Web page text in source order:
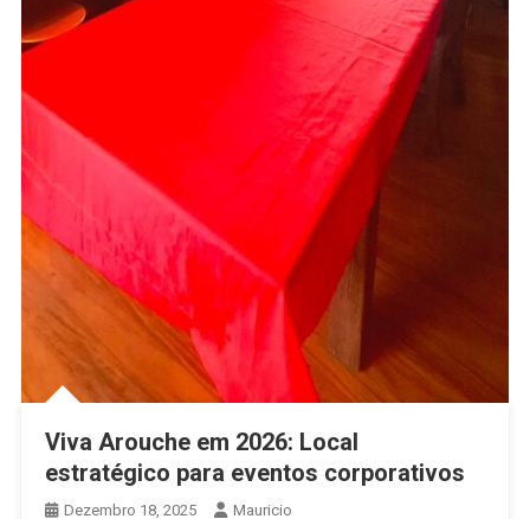
Viva Arouche em 2026: Local
estratégico para eventos corporativos
Dezembro 18, 2025 Mauricio